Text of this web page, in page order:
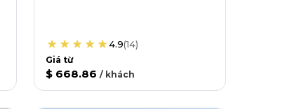
4.9(14)
Giá từ
$ 668.86 / khách